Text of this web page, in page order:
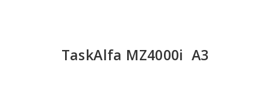
TaskAlfa MZ4000i A3